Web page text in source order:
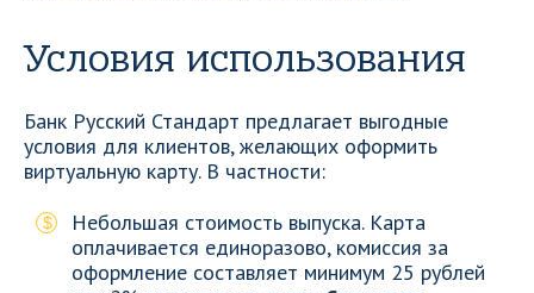
Условия использования
Банк Русский Стандарт предлагает выгодные
условия для клиентов, желающих оформить
виртуальную карту. В частности:
Небольшая стоимость выпуска. Карта
оплачивается единоразово, комиссия за
оформление составляет минимум 25 рублей